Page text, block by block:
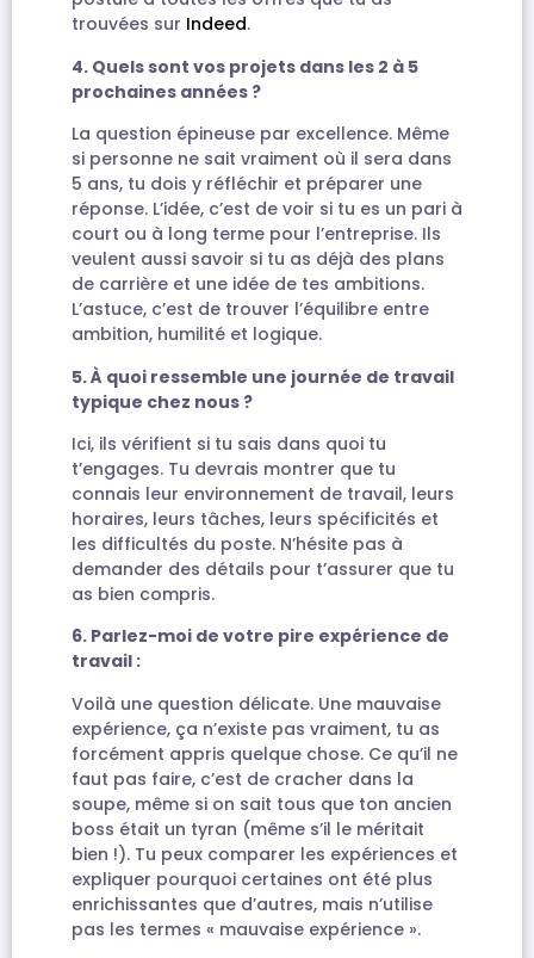
trouvées sur Indeed.
4. Quels sont vos projets dans les 2 à 5
prochaines années ?
La question épineuse par excellence. Même
si personne ne sait vraiment où il sera dans
5 ans, tu dois y réfléchir et préparer une
réponse. L’idée, c’est de voir si tu es un pari à
court ou à long terme pour l’entreprise. Ils
veulent aussi savoir si tu as déjà des plans
de carrière et une idée de tes ambitions.
L’astuce, c’est de trouver l’équilibre entre
ambition, humilité et logique.
5. À quoi ressemble une journée de travail
typique chez nous ?
Ici, ils vérifient si tu sais dans quoi tu
t’engages. Tu devrais montrer que tu
connais leur environnement de travail, leurs
horaires, leurs tâches, leurs spécificités et
les difficultés du poste. N’hésite pas à
demander des détails pour t’assurer que tu
as bien compris.
6. Parlez-moi de votre pire expérience de
travail :
Voilà une question délicate. Une mauvaise
expérience, ça n’existe pas vraiment, tu as
forcément appris quelque chose. Ce qu’il ne
faut pas faire, c’est de cracher dans la
soupe, même si on sait tous que ton ancien
boss était un tyran (même s’il le méritait
bien !). Tu peux comparer les expériences et
expliquer pourquoi certaines ont été plus
enrichissantes que d’autres, mais n’utilise
pas les termes « mauvaise expérience ».